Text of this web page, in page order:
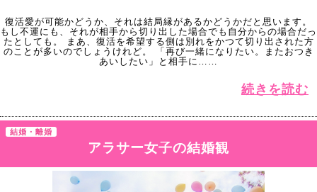
復活愛が可能かどうか、それは結局縁があるかどうかだと思います。
もし不運にも、それが相手から切り出した場合でも自分からの場合だっ
たとしても。 まあ、復活を希望する側は別れをかつて切り出された方
のことが多いのでしょうけれど。 「再び一緒になりたい。またおつき
あいしたい」と相手に……
続きを読む
結婚・離婚
アラサー女子の結婚観